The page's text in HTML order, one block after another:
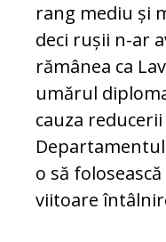
rang mediu și
deci rușii n-ar
rămânea ca
umărul
cauza
o să
viitoare